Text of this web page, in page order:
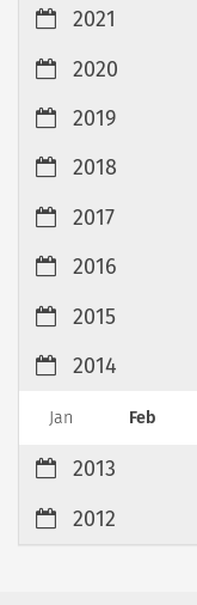
2021
2020
2019
2018
2017
2016
2015
2014
Jan Feb
2013
2012